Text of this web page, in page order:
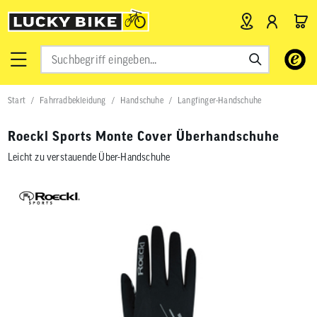
Verwende
Pfeile
nach
um
Start Fahrradbekleidung Handschuhe Langfinger-Handschuhe
Roeckl Sports Monte Cover Überhandschuhe
Leicht zu verstauende Über-Handschuhe